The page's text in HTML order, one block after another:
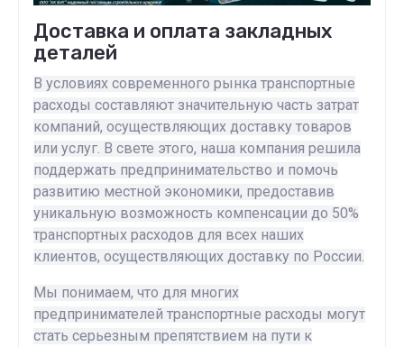
Доставка и оплата закладных
деталей
В условиях современного рынка транспортные
расходы составляют значительную часть затрат
компаний, осуществляющих доставку товаров
или услуг. В свете этого, наша компания решила
поддержать предпринимательство и помочь
развитию местной экономики, предоставив
уникальную возможность компенсации до 50%
транспортных расходов для всех наших
клиентов, осуществляющих доставку по России.
Мы понимаем, что для многих
предпринимателей транспортные расходы могут
стать серьезным препятствием на пути к